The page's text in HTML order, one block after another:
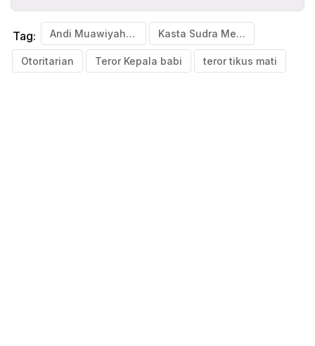
Tag: Andi Muawiyah Ramly Kasta Sudra Memegang Senjata
Otoritarian Teror Kepala babi teror tikus mati